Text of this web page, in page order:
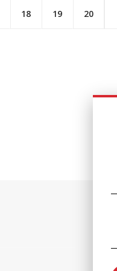
18 19 20